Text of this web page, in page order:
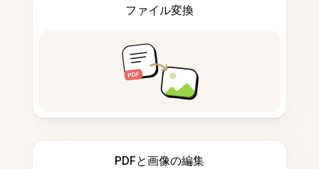
ファイル変換
PDFと画像の編集